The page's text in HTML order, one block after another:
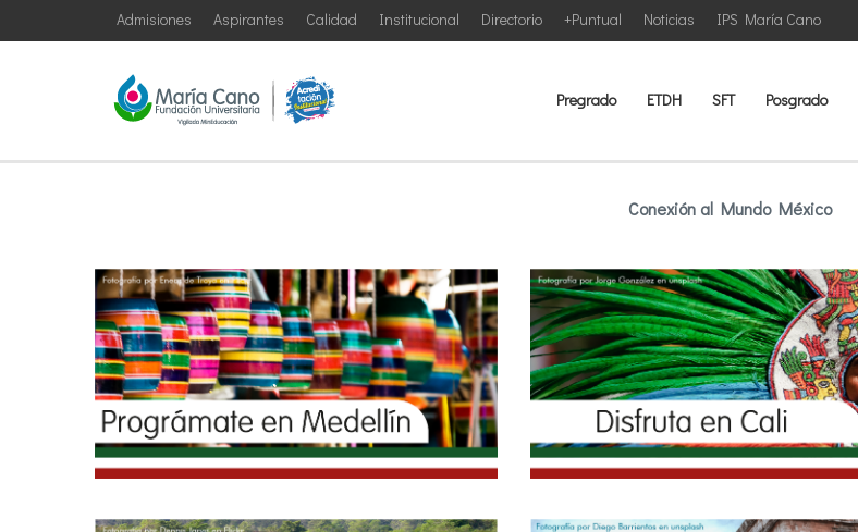
IPS María Cano
Noticias
+Puntual
Directorio
Institucional
Calidad
Aspirantes
Admisiones
Pregrado ETDH SFT Posgrado
Conexión al Mundo México